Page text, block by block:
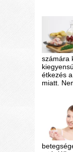
számára
étkezés
miatt.